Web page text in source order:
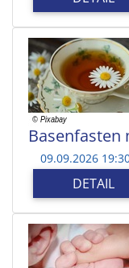
09.09.2026
DETAIL